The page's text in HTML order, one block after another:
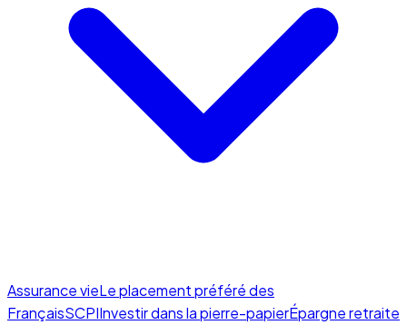
Assurance vieLe placement préféré des
FrançaisSCPIInvestir dans la pierre-papierÉpargne retraite